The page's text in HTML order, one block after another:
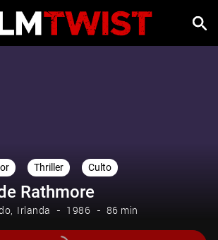
Thriller Culto
Rathmore
Irlanda 1986 86 min